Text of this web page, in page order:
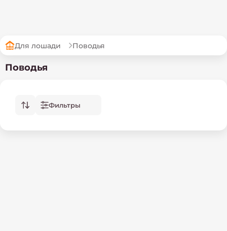
Для лошади Поводья
Поводья
Фильтры